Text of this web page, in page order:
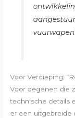
Voor Verdieping:
Voor degenen die
technische details
er een uitgebreide